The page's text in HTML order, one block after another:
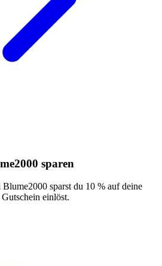
sparen
sparst du 10 % auf deine
einlöst.